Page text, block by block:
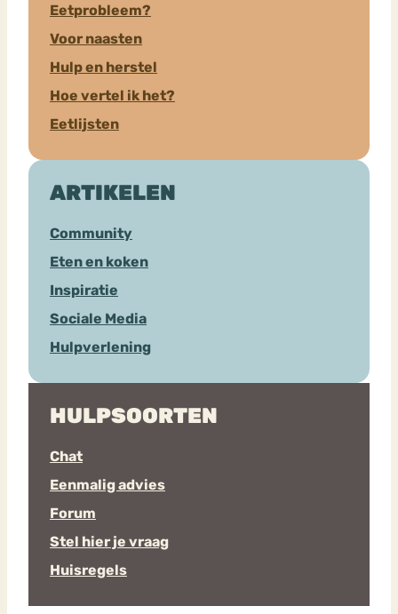
Eetprobleem?
Voor naasten
Hulp en herstel
Hoe vertel ik het?
Eetlijsten
ARTIKELEN
Community
Eten en koken
Inspiratie
Sociale Media
Hulpverlening
HULPSOORTEN
Chat
Eenmalig advies
Forum
Stel hier je vraag
Huisregels